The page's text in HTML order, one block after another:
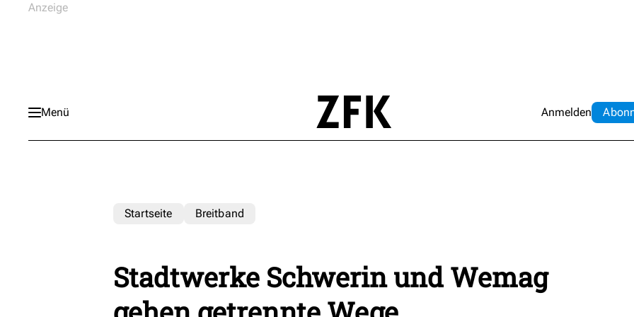
Menü Anmelden Abo
Startseite Breitband
Stadtwerke Schwerin und Wemag